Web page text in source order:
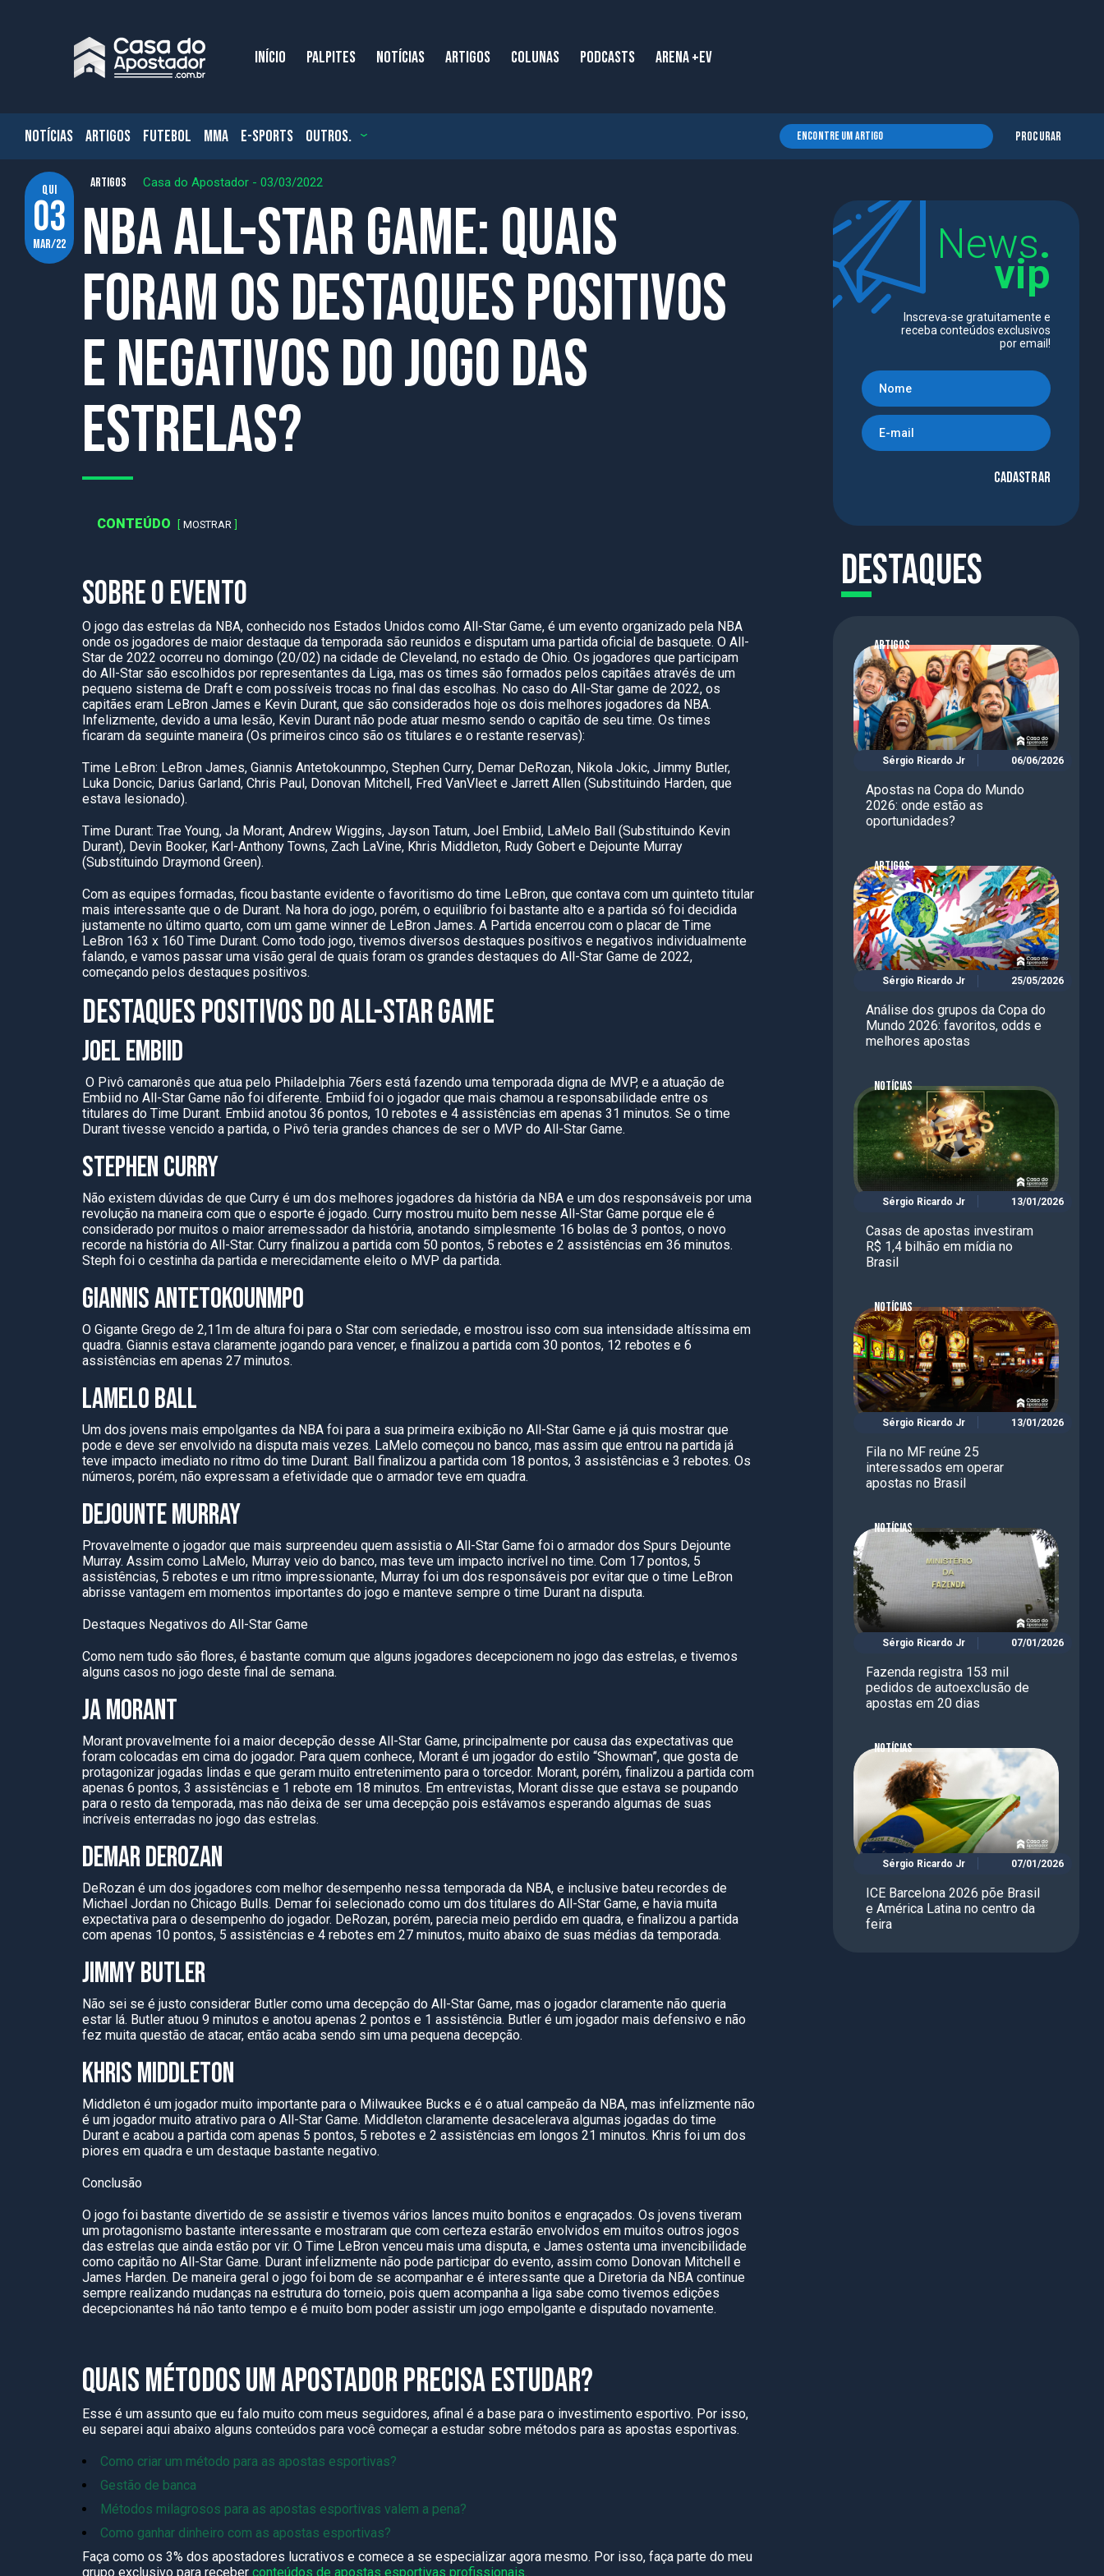
INÍCIO PALPITES NOTÍCIAS ARTIGOS COLUNAS PODCASTS ARENA +EV
NOTÍCIAS ARTIGOS FUTEBOL MMA E-SPORTS OUTROS. Procurar
qui
03
mar/22
ARTIGOS Casa do Apostador - 03/03/2022
NBA All-Star Game: Quais
foram os destaques positivos
e negativos do jogo das
Estrelas?
CONTEÚDO MOSTRAR
SOBRE O EVENTO
O jogo das estrelas da NBA, conhecido nos Estados Unidos como All-Star Game, é um evento organizado pela NBA
onde os jogadores de maior destaque da temporada são reunidos e disputam uma partida oficial de basquete. O All-
Star de 2022 ocorreu no domingo (20/02) na cidade de Cleveland, no estado de Ohio. Os jogadores que participam
do All-Star são escolhidos por representantes da Liga, mas os times são formados pelos capitães através de um
pequeno sistema de Draft e com possíveis trocas no final das escolhas. No caso do All-Star game de 2022, os
capitães eram LeBron James e Kevin Durant, que são considerados hoje os dois melhores jogadores da NBA.
Infelizmente, devido a uma lesão, Kevin Durant não pode atuar mesmo sendo o capitão de seu time. Os times
ficaram da seguinte maneira (Os primeiros cinco são os titulares e o restante reservas):
Time LeBron: LeBron James, Giannis Antetokounmpo, Stephen Curry, Demar DeRozan, Nikola Jokic, Jimmy Butler,
Luka Doncic, Darius Garland, Chris Paul, Donovan Mitchell, Fred VanVleet e Jarrett Allen (Substituindo Harden, que
estava lesionado).
Time Durant: Trae Young, Ja Morant, Andrew Wiggins, Jayson Tatum, Joel Embiid, LaMelo Ball (Substituindo Kevin
Durant), Devin Booker, Karl-Anthony Towns, Zach LaVine, Khris Middleton, Rudy Gobert e Dejounte Murray
(Substituindo Draymond Green).
Com as equipes formadas, ficou bastante evidente o favoritismo do time LeBron, que contava com um quinteto titular
mais interessante que o de Durant. Na hora do jogo, porém, o equilíbrio foi bastante alto e a partida só foi decidida
justamente no último quarto, com um game winner de LeBron James. A Partida encerrou com o placar de Time
LeBron 163 x 160 Time Durant. Como todo jogo, tivemos diversos destaques positivos e negativos individualmente
falando, e vamos passar uma visão geral de quais foram os grandes destaques do All-Star Game de 2022,
começando pelos destaques positivos.
DESTAQUES POSITIVOS DO ALL-STAR GAME
JOEL EMBIID
O Pivô camaronês que atua pelo Philadelphia 76ers está fazendo uma temporada digna de MVP, e a atuação de
Embiid no All-Star Game não foi diferente. Embiid foi o jogador que mais chamou a responsabilidade entre os
titulares do Time Durant. Embiid anotou 36 pontos, 10 rebotes e 4 assistências em apenas 31 minutos. Se o time
Durant tivesse vencido a partida, o Pivô teria grandes chances de ser o MVP do All-Star Game.
STEPHEN CURRY
Não existem dúvidas de que Curry é um dos melhores jogadores da história da NBA e um dos responsáveis por uma
revolução na maneira com que o esporte é jogado. Curry mostrou muito bem nesse All-Star Game porque ele é
considerado por muitos o maior arremessador da história, anotando simplesmente 16 bolas de 3 pontos, o novo
recorde na história do All-Star. Curry finalizou a partida com 50 pontos, 5 rebotes e 2 assistências em 36 minutos.
Steph foi o cestinha da partida e merecidamente eleito o MVP da partida.
GIANNIS ANTETOKOUNMPO
O Gigante Grego de 2,11m de altura foi para o Star com seriedade, e mostrou isso com sua intensidade altíssima em
quadra. Giannis estava claramente jogando para vencer, e finalizou a partida com 30 pontos, 12 rebotes e 6
assistências em apenas 27 minutos.
LAMELO BALL
Um dos jovens mais empolgantes da NBA foi para a sua primeira exibição no All-Star Game e já quis mostrar que
pode e deve ser envolvido na disputa mais vezes. LaMelo começou no banco, mas assim que entrou na partida já
teve impacto imediato no ritmo do time Durant. Ball finalizou a partida com 18 pontos, 3 assistências e 3 rebotes. Os
números, porém, não expressam a efetividade que o armador teve em quadra.
DEJOUNTE MURRAY
Provavelmente o jogador que mais surpreendeu quem assistia o All-Star Game foi o armador dos Spurs Dejounte
Murray. Assim como LaMelo, Murray veio do banco, mas teve um impacto incrível no time. Com 17 pontos, 5
assistências, 5 rebotes e um ritmo impressionante, Murray foi um dos responsáveis por evitar que o time LeBron
abrisse vantagem em momentos importantes do jogo e manteve sempre o time Durant na disputa.
Destaques Negativos do All-Star Game
Como nem tudo são flores, é bastante comum que alguns jogadores decepcionem no jogo das estrelas, e tivemos
alguns casos no jogo deste final de semana.
JA MORANT
Morant provavelmente foi a maior decepção desse All-Star Game, principalmente por causa das expectativas que
foram colocadas em cima do jogador. Para quem conhece, Morant é um jogador do estilo “Showman”, que gosta de
protagonizar jogadas lindas e que geram muito entretenimento para o torcedor. Morant, porém, finalizou a partida com
apenas 6 pontos, 3 assistências e 1 rebote em 18 minutos. Em entrevistas, Morant disse que estava se poupando
para o resto da temporada, mas não deixa de ser uma decepção pois estávamos esperando algumas de suas
incríveis enterradas no jogo das estrelas.
DEMAR DEROZAN
DeRozan é um dos jogadores com melhor desempenho nessa temporada da NBA, e inclusive bateu recordes de
Michael Jordan no Chicago Bulls. Demar foi selecionado como um dos titulares do All-Star Game, e havia muita
expectativa para o desempenho do jogador. DeRozan, porém, parecia meio perdido em quadra, e finalizou a partida
com apenas 10 pontos, 5 assistências e 4 rebotes em 27 minutos, muito abaixo de suas médias da temporada.
JIMMY BUTLER
Não sei se é justo considerar Butler como uma decepção do All-Star Game, mas o jogador claramente não queria
estar lá. Butler atuou 9 minutos e anotou apenas 2 pontos e 1 assistência. Butler é um jogador mais defensivo e não
fez muita questão de atacar, então acaba sendo sim uma pequena decepção.
KHRIS MIDDLETON
Middleton é um jogador muito importante para o Milwaukee Bucks e é o atual campeão da NBA, mas infelizmente não
é um jogador muito atrativo para o All-Star Game. Middleton claramente desacelerava algumas jogadas do time
Durant e acabou a partida com apenas 5 pontos, 5 rebotes e 2 assistências em longos 21 minutos. Khris foi um dos
piores em quadra e um destaque bastante negativo.
Conclusão
O jogo foi bastante divertido de se assistir e tivemos vários lances muito bonitos e engraçados. Os jovens tiveram
um protagonismo bastante interessante e mostraram que com certeza estarão envolvidos em muitos outros jogos
das estrelas que ainda estão por vir. O Time LeBron venceu mais uma disputa, e James ostenta uma invencibilidade
como capitão no All-Star Game. Durant infelizmente não pode participar do evento, assim como Donovan Mitchell e
James Harden. De maneira geral o jogo foi bom de se acompanhar e é interessante que a Diretoria da NBA continue
sempre realizando mudanças na estrutura do torneio, pois quem acompanha a liga sabe como tivemos edições
decepcionantes há não tanto tempo e é muito bom poder assistir um jogo empolgante e disputado novamente.
QUAIS MÉTODOS UM APOSTADOR PRECISA ESTUDAR?
Esse é um assunto que eu falo muito com meus seguidores, afinal é a base para o investimento esportivo. Por isso,
eu separei aqui abaixo alguns conteúdos para você começar a estudar sobre métodos para as apostas esportivas.
Como criar um método para as apostas esportivas?
Gestão de banca
Métodos milagrosos para as apostas esportivas valem a pena?
Como ganhar dinheiro com as apostas esportivas?
Faça como os 3% dos apostadores lucrativos e comece a se especializar agora mesmo. Por isso, faça parte do meu
grupo exclusivo para receber conteúdos de apostas esportivas profissionais.
News.
vip
Inscreva-se gratuitamente e
receba conteúdos exclusivos
por email!
Cadastrar
Destaques
ARTIGOS
Sérgio Ricardo Jr 06/06/2026
Apostas na Copa do Mundo
2026: onde estão as
oportunidades?
ARTIGOS
Sérgio Ricardo Jr 25/05/2026
Análise dos grupos da Copa do
Mundo 2026: favoritos, odds e
melhores apostas
NOTÍCIAS
Sérgio Ricardo Jr 13/01/2026
Casas de apostas investiram
R$ 1,4 bilhão em mídia no
Brasil
NOTÍCIAS
Sérgio Ricardo Jr 13/01/2026
Fila no MF reúne 25
interessados em operar
apostas no Brasil
NOTÍCIAS
Sérgio Ricardo Jr 07/01/2026
Fazenda registra 153 mil
pedidos de autoexclusão de
apostas em 20 dias
NOTÍCIAS
Sérgio Ricardo Jr 07/01/2026
ICE Barcelona 2026 põe Brasil
e América Latina no centro da
feira